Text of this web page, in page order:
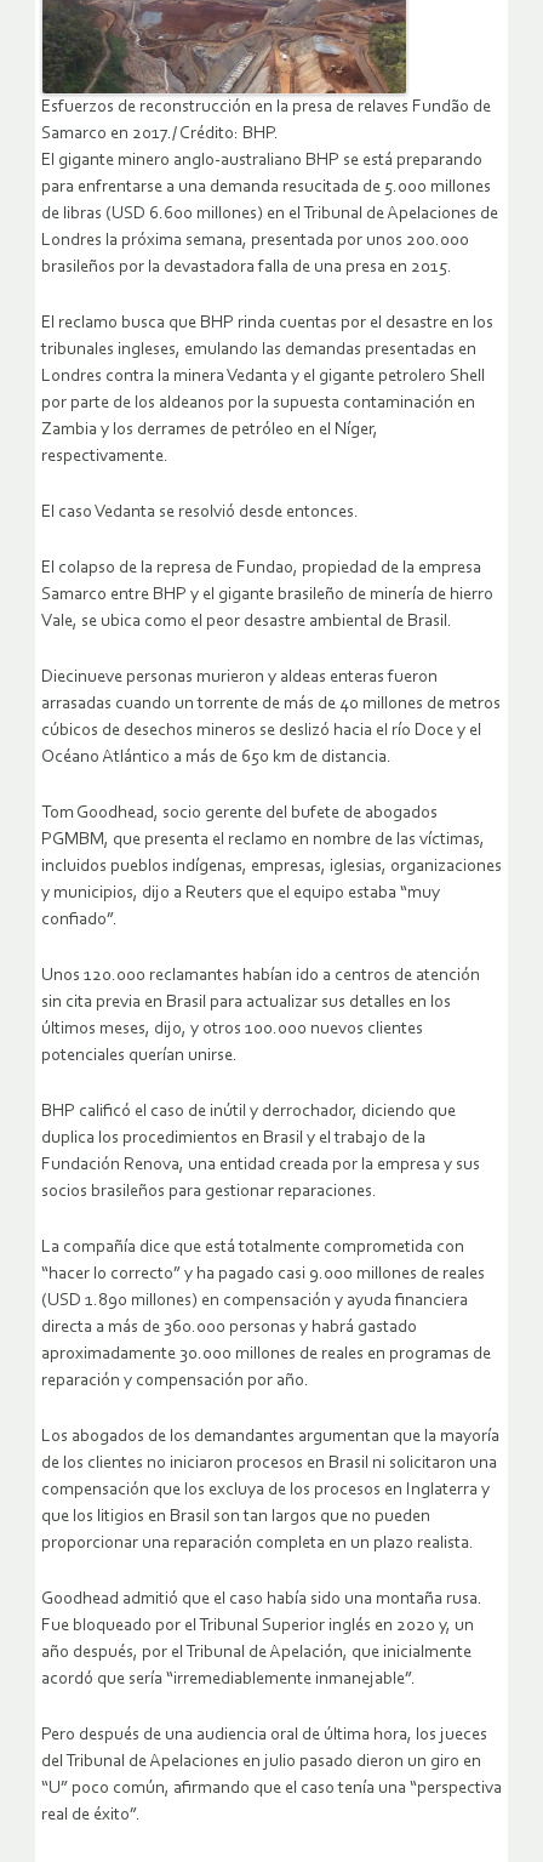
Esfuerzos de reconstrucción en la presa de relaves Fundão de
Samarco en 2017./ Crédito: BHP.
El gigante minero anglo-australiano BHP se está preparando
para enfrentarse a una demanda resucitada de 5.000 millones
de libras (USD 6.600 millones) en el Tribunal de Apelaciones de
Londres la próxima semana, presentada por unos 200.000
brasileños por la devastadora falla de una presa en 2015.
El reclamo busca que BHP rinda cuentas por el desastre en los
tribunales ingleses, emulando las demandas presentadas en
Londres contra la minera Vedanta y el gigante petrolero Shell
por parte de los aldeanos por la supuesta contaminación en
Zambia y los derrames de petróleo en el Níger,
respectivamente.
El caso Vedanta se resolvió desde entonces.
El colapso de la represa de Fundao, propiedad de la empresa
Samarco entre BHP y el gigante brasileño de minería de hierro
Vale, se ubica como el peor desastre ambiental de Brasil.
Diecinueve personas murieron y aldeas enteras fueron
arrasadas cuando un torrente de más de 40 millones de metros
cúbicos de desechos mineros se deslizó hacia el río Doce y el
Océano Atlántico a más de 650 km de distancia.
Tom Goodhead, socio gerente del bufete de abogados
PGMBM, que presenta el reclamo en nombre de las víctimas,
incluidos pueblos indígenas, empresas, iglesias, organizaciones
y municipios, dijo a Reuters que el equipo estaba “muy
confiado”.
Unos 120.000 reclamantes habían ido a centros de atención
sin cita previa en Brasil para actualizar sus detalles en los
últimos meses, dijo, y otros 100.000 nuevos clientes
potenciales querían unirse.
BHP calificó el caso de inútil y derrochador, diciendo que
duplica los procedimientos en Brasil y el trabajo de la
Fundación Renova, una entidad creada por la empresa y sus
socios brasileños para gestionar reparaciones.
La compañía dice que está totalmente comprometida con
“hacer lo correcto” y ha pagado casi 9.000 millones de reales
(USD 1.890 millones) en compensación y ayuda financiera
directa a más de 360.000 personas y habrá gastado
aproximadamente 30.000 millones de reales en programas de
reparación y compensación por año.
Los abogados de los demandantes argumentan que la mayoría
de los clientes no iniciaron procesos en Brasil ni solicitaron una
compensación que los excluya de los procesos en Inglaterra y
que los litigios en Brasil son tan largos que no pueden
proporcionar una reparación completa en un plazo realista.
Goodhead admitió que el caso había sido una montaña rusa.
Fue bloqueado por el Tribunal Superior inglés en 2020 y, un
año después, por el Tribunal de Apelación, que inicialmente
acordó que sería “irremediablemente inmanejable”.
Pero después de una audiencia oral de última hora, los jueces
del Tribunal de Apelaciones en julio pasado dieron un giro en
“U” poco común, afirmando que el caso tenía una “perspectiva
real de éxito”.